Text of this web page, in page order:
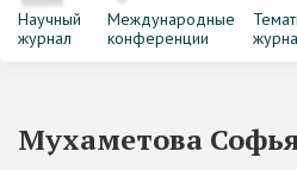
Научный
журнал
Международные
конференции
Мухаметова